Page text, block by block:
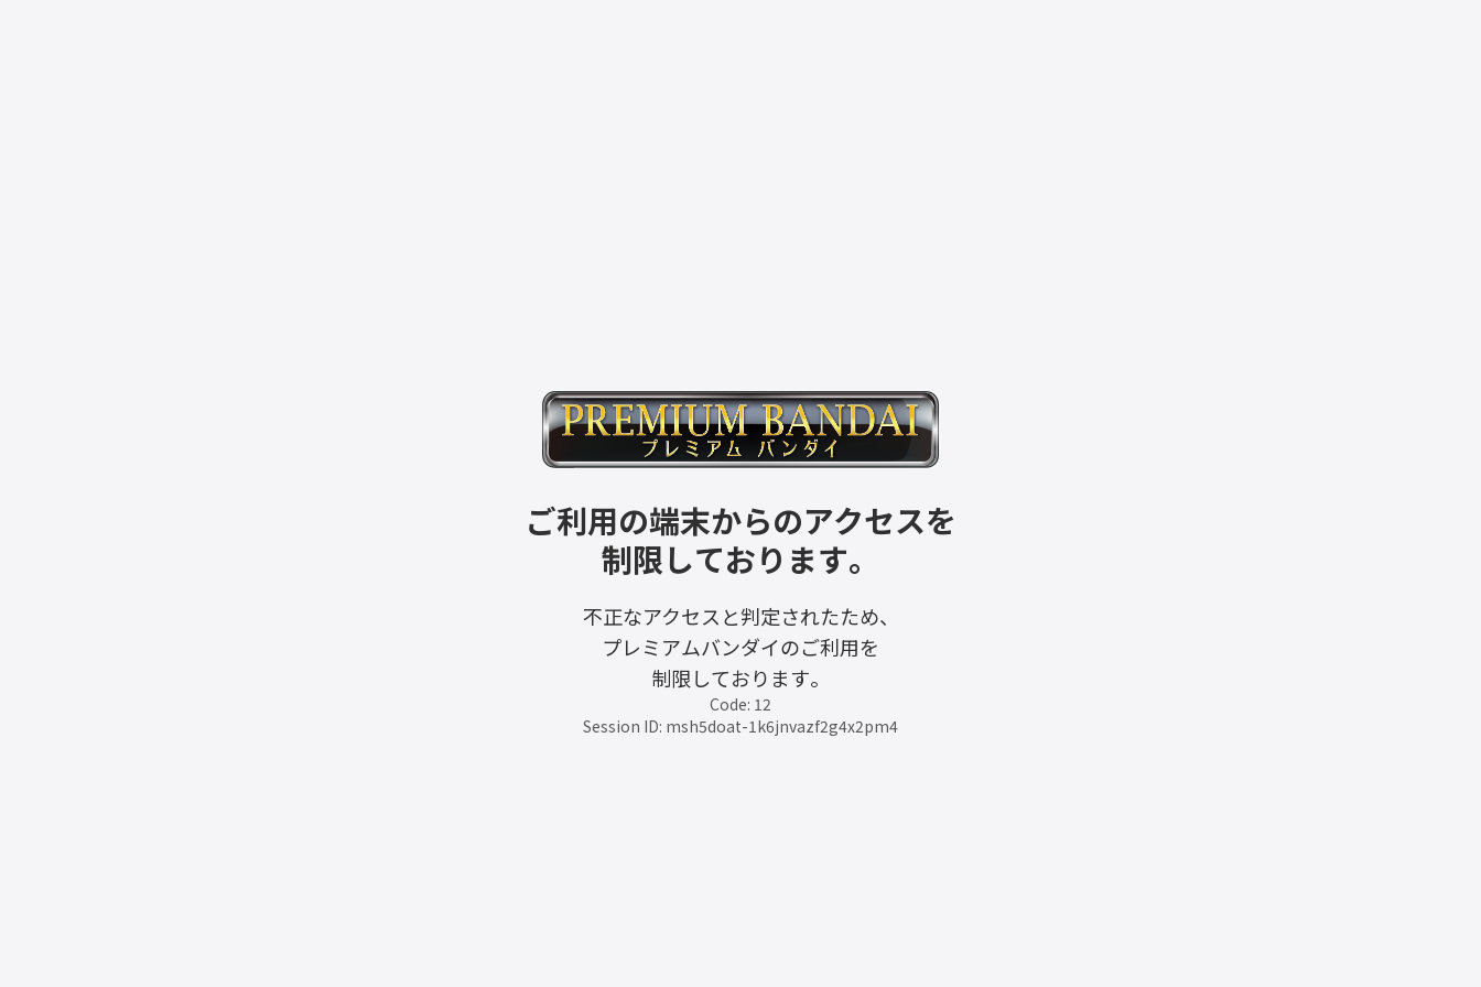
ご利用の端末からのアクセスを
制限しております。
不正なアクセスと判定されたため、
プレミアムバンダイのご利用を
制限しております。
Code: 12
Session ID: msh5doat-1k6jnvazf2g4x2pm4